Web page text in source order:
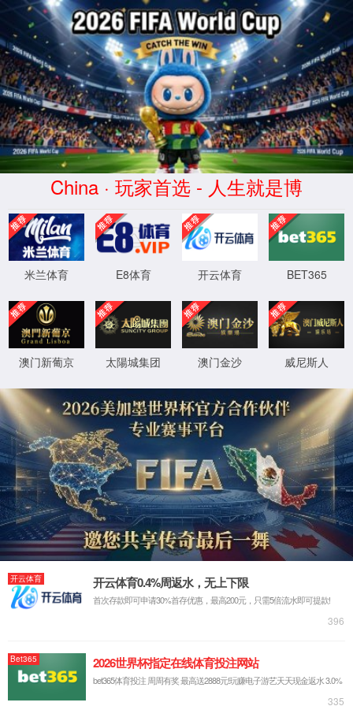
必发集团-
www.45457790.cnm|官方
网站
En
乘用车 摩托车 工
工业油
电力
行业
矿山
行业
钢铁
行业
水泥
行业
化工
行业
行业